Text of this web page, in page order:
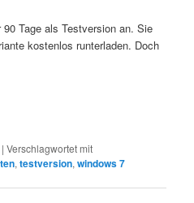
Tage als Testversion an. Sie
kostenlos runterladen. Doch
|Verschlagwortet mit
,testversion,windows 7